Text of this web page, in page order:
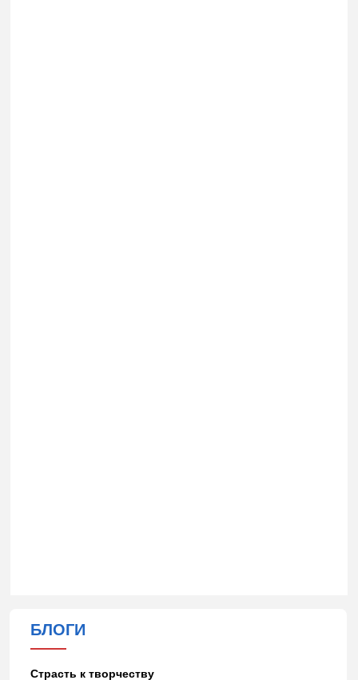
БЛОГИ
Страсть к творчеству